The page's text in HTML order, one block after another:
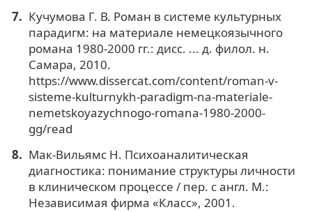
Кучумова Г. В. Роман в системе культурных
парадигм: на материале немецкоязычного
романа 1980-2000 гг.: дисс. ... д. филол. н.
Самара, 2010.
https://www.dissercat.com/content/roman-v-
sisteme-kulturnykh-paradigm-na-materiale-
nemetskoyazychnogo-romana-1980-2000-
gg/read
Мак-Вильямс H. Психоаналитическая
диагностика: понимание структуры личности
в клиническом процессе / пер. с англ. М.:
Независимая фирма «Класс», 2001.